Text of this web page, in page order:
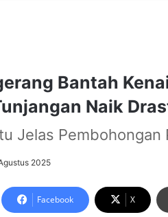
Bantah
Naik
Jelas Pembohongan
2025
Facebook X